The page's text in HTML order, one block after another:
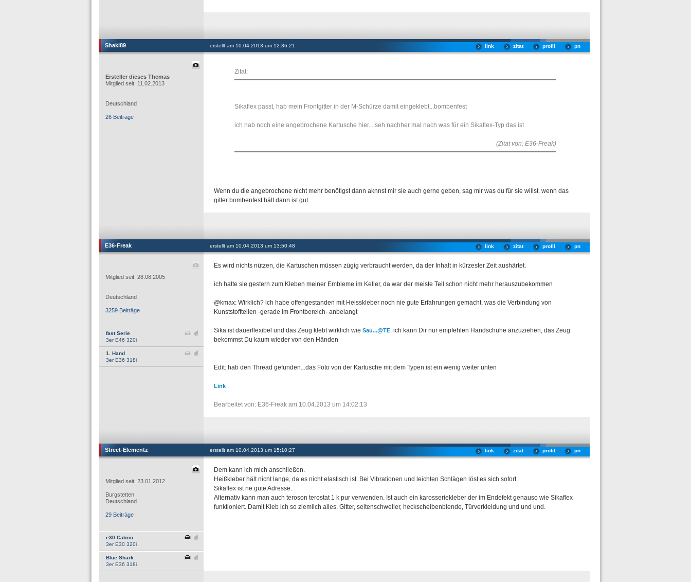
Shaki89 erstellt am 10.04.2013 um 12:36:21 pn
profil
zitat
link
Ersteller dieses Themas
Mitglied seit: 11.02.2013
Deutschland
26 Beiträge
Zitat:
Sikaflex passt, hab mein Frontgitter in der M-Schürze damit eingeklebt...bombenfest
ich hab noch eine angebrochene Kartusche hier....seh nachher mal nach was für ein Sikaflex-Typ das ist
(Zitat von: E36-Freak)
Wenn du die angebrochene nicht mehr benötigst dann aknnst mir sie auch gerne geben, sag mir was du für sie willst. wenn das
gitter bombenfest hält dann ist gut.
E36-Freak erstellt am 10.04.2013 um 13:50:48 pn
profil
zitat
link
Mitglied seit: 28.08.2005
Deutschland
3259 Beiträge
fast Serie
3er E46 320i
1. Hand
3er E36 318i
Es wird nichts nützen, die Kartuschen müssen zügig verbraucht werden, da der Inhalt in kürzester Zeit aushärtet.
ich hatte sie gestern zum Kleben meiner Embleme im Keller, da war der meiste Teil schon nicht mehr herauszubekommen
@kmax: Wirklich? ich habe offengestanden mit Heisskleber noch nie gute Erfahrungen gemacht, was die Verbindung von
Kunststoffteilen -gerade im Frontbereich- anbelangt
Sika ist dauerflexibel und das Zeug klebt wirklich wie Sau...@TE: ich kann Dir nur empfehlen Handschuhe anzuziehen, das Zeug
bekommst Du kaum wieder von den Händen
Edit: hab den Thread gefunden...das Foto von der Kartusche mit dem Typen ist ein wenig weiter unten
Link
Bearbeitet von: E36-Freak am 10.04.2013 um 14:02:13
Street-Elementz erstellt am 10.04.2013 um 15:10:27 pn
profil
zitat
link
Mitglied seit: 23.01.2012
Burgstetten
Deutschland
29 Beiträge
e30 Cabrio
3er E30 320i
Blue Shark
3er E36 318i
Dem kann ich mich anschließen.
Heißkleber hält nicht lange, da es nicht elastisch ist. Bei Vibrationen und leichten Schlägen löst es sich sofort.
Sikaflex ist ne gute Adresse.
Alternativ kann man auch teroson terostat 1 k pur verwenden. Ist auch ein karosseriekleber der im Endefekt genauso wie Sikaflex
funktioniert. Damit Kleb ich so ziemlich alles. Gitter, seitenschweller, heckscheibenblende, Türverkleidung und und und.